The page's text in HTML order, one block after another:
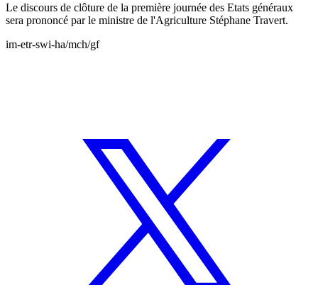
Le discours de clôture de la première journée des Etats généraux
sera prononcé par le ministre de l'Agriculture Stéphane Travert.
im-etr-swi-ha/mch/gf